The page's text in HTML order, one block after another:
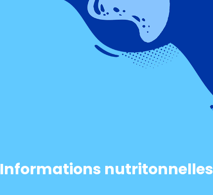
Commander
Informations nutritonnelles